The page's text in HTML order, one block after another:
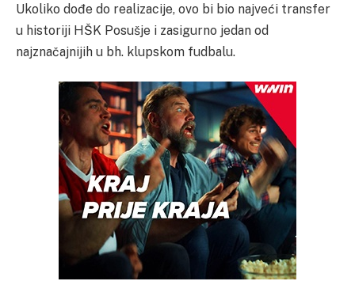
Ukoliko dođe do realizacije, ovo bi bio najveći transfer
u historiji HŠK Posušje i zasigurno jedan od
najznačajnijih u bh. klupskom fudbalu.